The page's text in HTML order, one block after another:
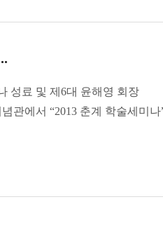
성료 및 제6대 윤해영 회장
관에서 “2013 춘계 학술세미나